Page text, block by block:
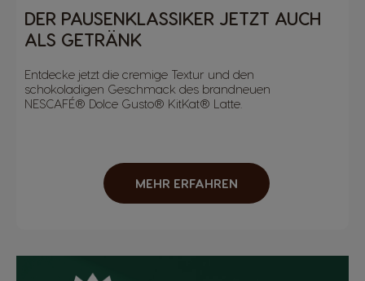
DER PAUSENKLASSIKER JETZT AUCH
ALS GETRÄNK
Entdecke jetzt die cremige Textur und den
schokoladigen Geschmack des brandneuen
NESCAFÉ® Dolce Gusto® KitKat® Latte.
MEHR ERFAHREN